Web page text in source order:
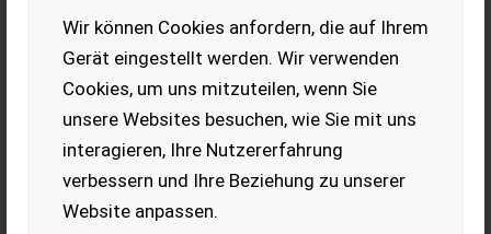
Wir können Cookies anfordern, die auf Ihrem
Gerät eingestellt werden. Wir verwenden
Cookies, um uns mitzuteilen, wenn Sie
unsere Websites besuchen, wie Sie mit uns
interagieren, Ihre Nutzererfahrung
verbessern und Ihre Beziehung zu unserer
Website anpassen.
Sonstige EcoLine Frontgewicht 1050 + Box
EcoLine - preiswerte Technik b. Landtechnik BINDER
das hochwertige Frontgewicht 1050 + Box , ein
unverzichtbares Zubehör für Ihre ...
EUR 1.199 inkl. 20 % MwSt.